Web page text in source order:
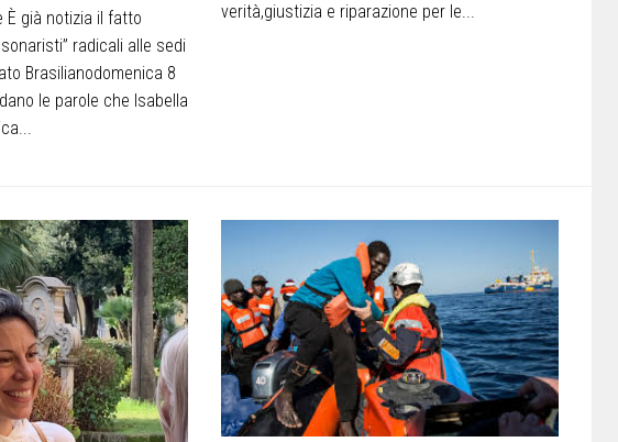
È già notizia il fatto
radicali alle sedi
Brasilianodomenica 8
le parole che Isabella
verità,giustizia e riparazione per le...